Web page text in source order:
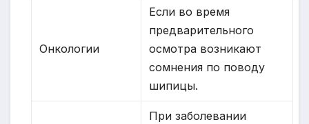
Онкологии
Если во время
предварительного
осмотра возникают
сомнения по поводу
шипицы.
При заболевании